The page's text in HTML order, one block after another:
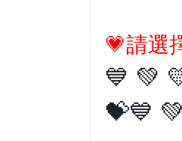
💗請選
💙 💚
💝💙